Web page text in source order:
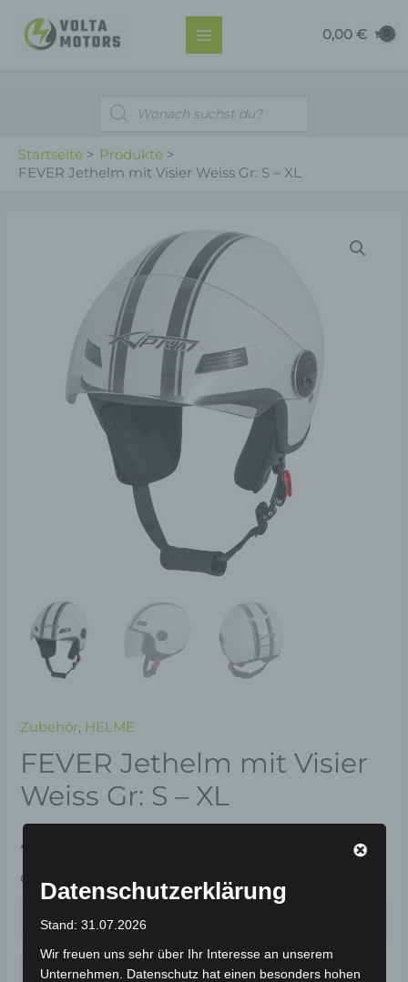
Inhalt
MAIN
MENU
0,00€
search
Startseite
Produkte
FEVER Jethelm mit Visier Weiss Gr: S – XL
Zubehör, HELME
FEVER Jethelm mit Visier
Weiss Gr: S – XL
49,00
Größe
IN DEN WARENKORB
Datenschutzerklärung
Stand: 31.07.2026
Wir freuen uns sehr über Ihr Interesse an unserem
Unternehmen. Datenschutz hat einen besonders hohen